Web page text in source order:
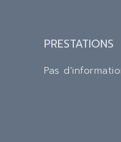
PRESTATIONS
Pas